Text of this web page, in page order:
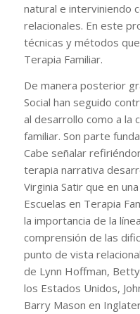
natural e interviniendo
relacionales. En este
técnicas y métodos
Terapia Familiar.
De manera posterior
Social han seguido
al desarrollo como a la
familiar. Son parte
Cabe señalar
terapia narrativa
Virginia Satir que en
Escuelas en Terapia
la importancia de la
comprensión de las
punto de vista
de Lynn Hoffman,
los Estados Unidos,
Barry Mason en